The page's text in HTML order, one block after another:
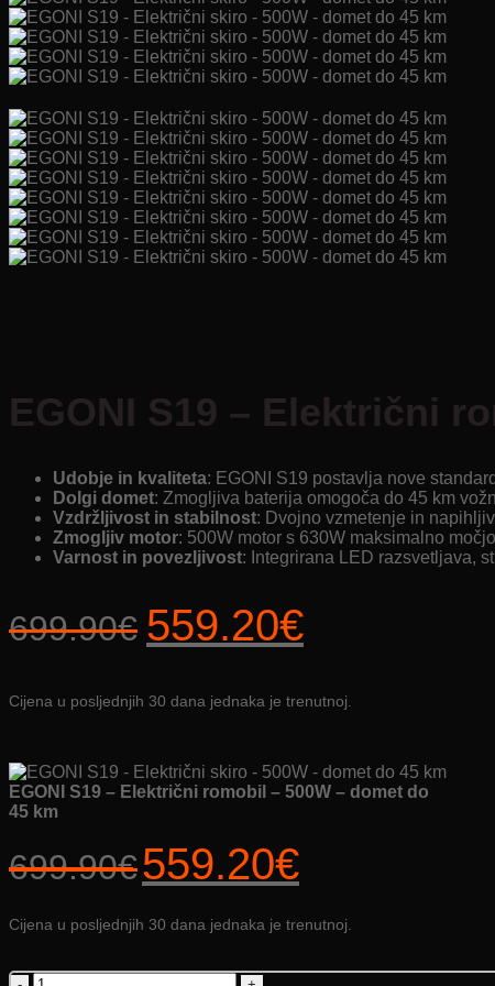
EGONI S19 – Električni
Udobje in kvaliteta: EGONI S19 postavlja nove
Dolgi domet: Zmogljiva baterija omogoča do 45 km
Vzdržljivost in stabilnost: Dvojno vzmetenje in
Zmogljiv motor: 500W motor s 630W maksimalno
Varnost in povezljivost: Integrirana LED razsvetljava,
699.90€ Izvorna
cijena
bila
699.90€.
559.20€Trenutna
cijena
je:
Cijena u posljednjih 30 dana jednaka je trenutnoj.
EGONI S19 – Električni romobil – 500W – domet do
45 km
699.90€ Izvorna
cijena
bila
699.90€.
559.20€cijena
je:
Cijena u posljednjih 30 dana jednaka je trenutnoj.
EGONI